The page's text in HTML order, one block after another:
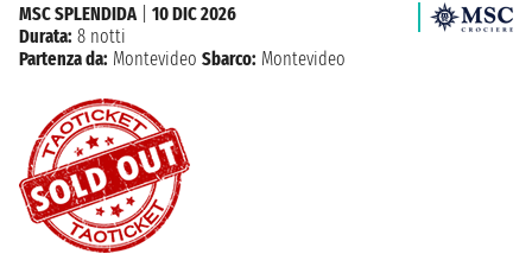
MSC SPLENDIDA
10 DIC 2026
Durata: 8 notti
Partenza da: Montevideo Sbarco: Montevideo